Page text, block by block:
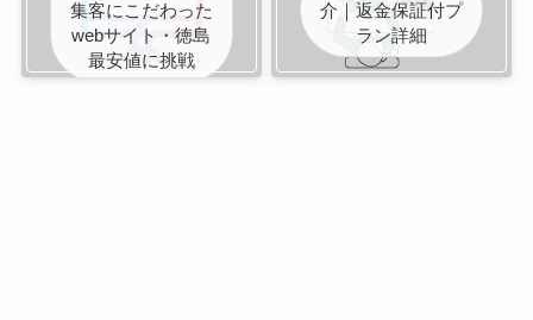
集客にこだわった
webサイト・徳島
最安値に挑戦
介｜返金保証付プ
ラン詳細